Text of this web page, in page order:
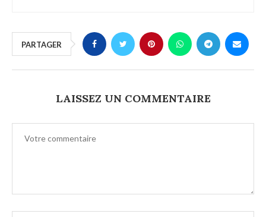
PARTAGER
LAISSEZ UN COMMENTAIRE